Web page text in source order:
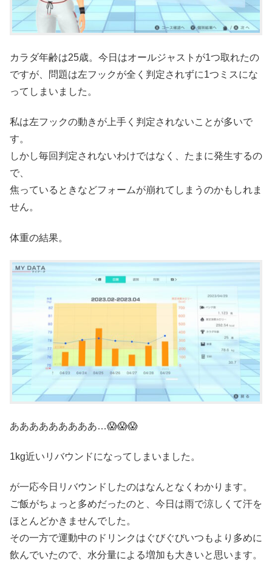
カラダ年齢は25歳。今日はオールジャストが1つ取れたの
ですが、問題は左フックが全く判定されずに1つミスにな
ってしまいました。
私は左フックの動きが上手く判定されないことが多いで
す。
しかし毎回判定されないわけではなく、たまに発生するの
で、
焦っているときなどフォームが崩れてしまうのかもしれま
せん。
体重の結果。
あああああああああ…😱😱😱
1kg近いリバウンドになってしまいました。
が一応今日リバウンドしたのはなんとなくわかります。
ご飯がちょっと多めだったのと、今日は雨で涼しくて汗を
ほとんどかきませんでした。
その一方で運動中のドリンクはぐびぐびいつもより多めに
飲んでいたので、水分量による増加も大きいと思います。